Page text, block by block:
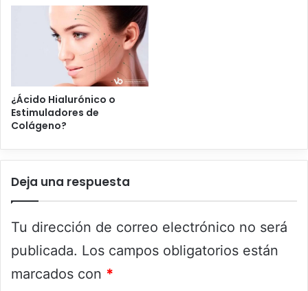
¿Ácido Hialurónico o
Estimuladores de
Colágeno?
Deja una respuesta
Tu dirección de correo electrónico no será
publicada. Los campos obligatorios están
marcados con *